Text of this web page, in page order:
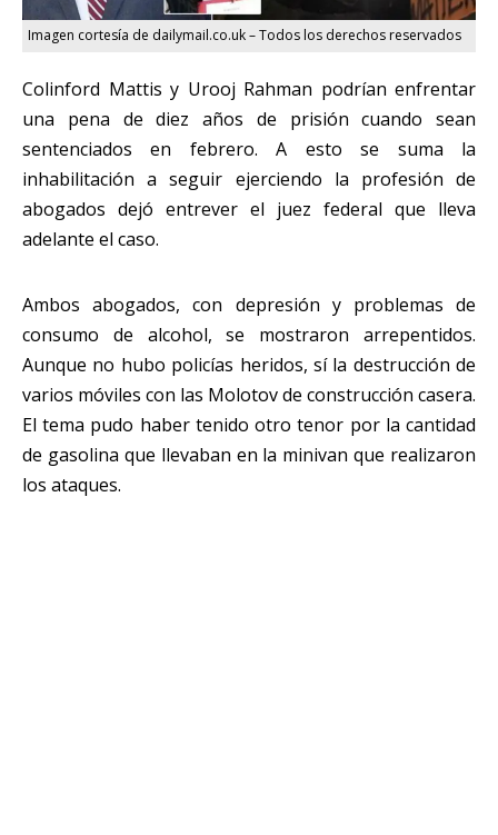
Imagen cortesía de dailymail.co.uk – Todos los derechos reservados
Colinford Mattis y Urooj Rahman podrían enfrentar
una pena de diez años de prisión cuando sean
sentenciados en febrero. A esto se suma la
inhabilitación a seguir ejerciendo la profesión de
abogados dejó entrever el juez federal que lleva
adelante el caso.
Ambos abogados, con depresión y problemas de
consumo de alcohol, se mostraron arrepentidos.
Aunque no hubo policías heridos, sí la destrucción de
varios móviles con las Molotov de construcción casera.
El tema pudo haber tenido otro tenor por la cantidad
de gasolina que llevaban en la minivan que realizaron
los ataques.